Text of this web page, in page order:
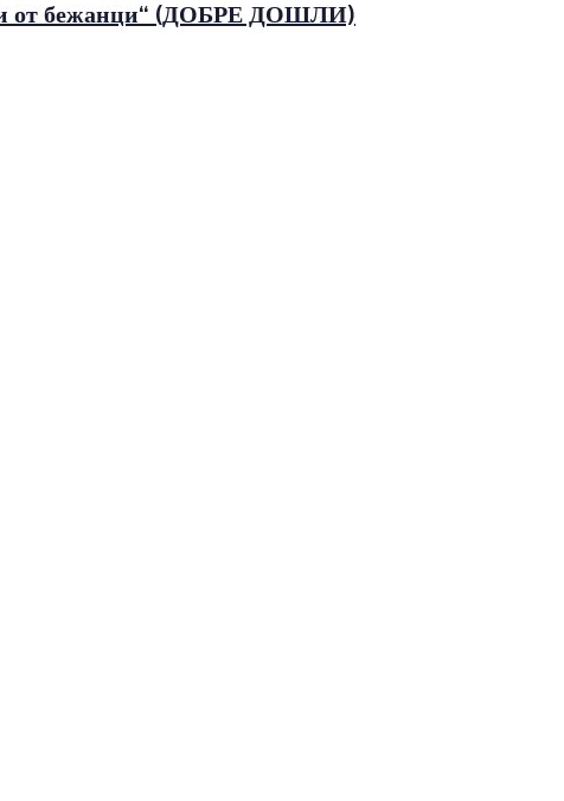
от бежанци“ (ДОБРЕ ДОШЛИ)